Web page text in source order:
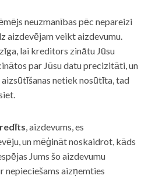
neuzmanības pēc nepareizi
aizdevējam veikt aizdevumu.
lai kreditors zinātu Jūsu
par Jūsu datu precizitāti, un
netiek nosūtīta, tad
, aizdevums, es
un mēģināt noskaidrot, kāds
Jums šo aizdevumu
nepieciešams aizņemties